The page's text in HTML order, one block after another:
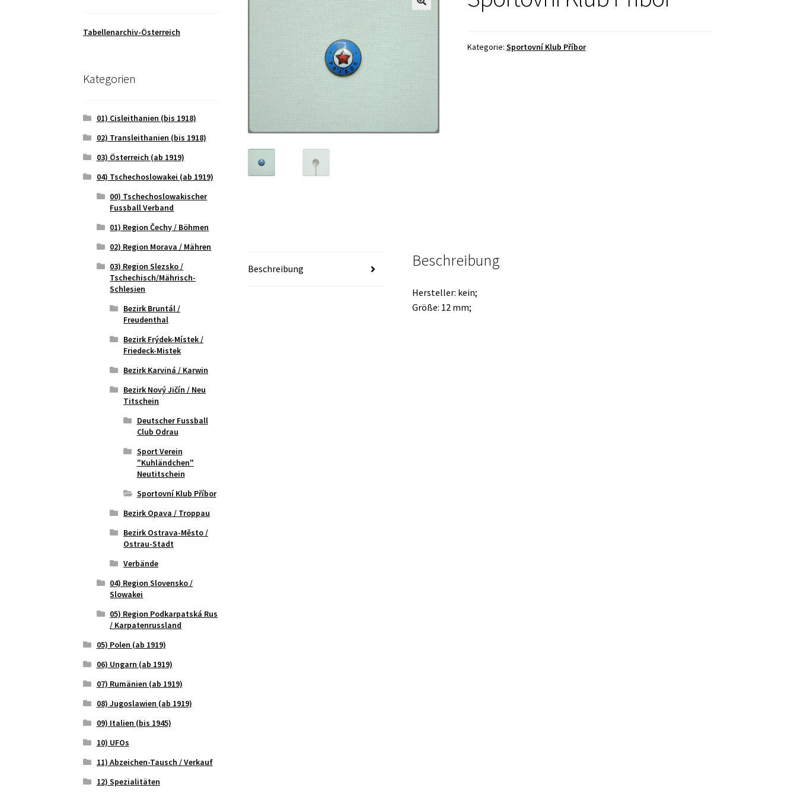
Kategorie: Sportovní Klub Příbor
Beschreibung Beschreibung
Hersteller: kein;
Größe: 12 mm;
Tabellenarchiv-Österreich
Kategorien
01) Cisleithanien (bis 1918)
02) Transleithanien (bis 1918)
03) Österreich (ab 1919)
04) Tschechoslowakei (ab 1919)
00) Tschechoslowakischer
Fussball Verband
01) Region Čechy / Böhmen
02) Region Morava / Mähren
03) Region Slezsko /
Tschechisch/Mährisch-
Schlesien
Bezirk Bruntál /
Freudenthal
Bezirk Frýdek-Místek /
Friedeck-Mistek
Bezirk Karviná / Karwin
Bezirk Nový Jičín / Neu
Titschein
Deutscher Fussball
Club Odrau
Sport Verein
"Kuhländchen"
Neutitschein
Sportovní Klub Příbor
Bezirk Opava / Troppau
Bezirk Ostrava-Město /
Ostrau-Stadt
Verbände
04) Region Slovensko /
Slowakei
05) Region Podkarpatská Rus
/ Karpatenrussland
05) Polen (ab 1919)
06) Ungarn (ab 1919)
07) Rumänien (ab 1919)
08) Jugoslawien (ab 1919)
09) Italien (bis 1945)
10) UFOs
11) Abzeichen-Tausch / Verkauf
12) Spezialitäten